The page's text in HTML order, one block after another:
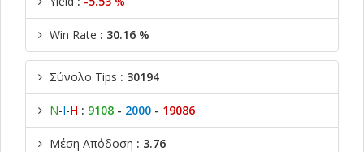
Win Rate : 30.16 %
Σύνολο Tips : 30194
Ν-Ι-Η : 9108 - 2000 - 19086
Μέση Απόδοση : 3.76